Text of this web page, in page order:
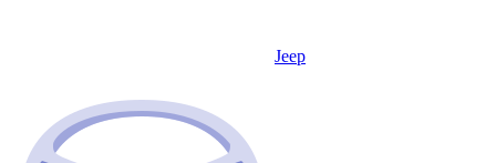
Jeep